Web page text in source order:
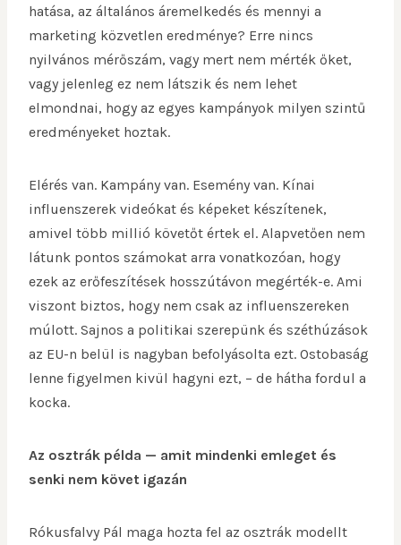
hatása, az általános áremelkedés és mennyi a
marketing közvetlen eredménye? Erre nincs
nyilvános mérőszám, vagy mert nem mérték őket,
vagy jelenleg ez nem látszik és nem lehet
elmondnai, hogy az egyes kampányok milyen szintű
eredményeket hoztak.
Elérés van. Kampány van. Esemény van. Kínai
influenszerek videókat és képeket készítenek,
amivel több millió követőt értek el. Alapvetően nem
látunk pontos számokat arra vonatkozóan, hogy
ezek az erőfeszítések hosszútávon megérték-e. Ami
viszont biztos, hogy nem csak az influenszereken
múlott. Sajnos a politikai szerepünk és széthúzások
az EU-n belül is nagyban befolyásolta ezt. Ostobaság
lenne figyelmen kivül hagyni ezt, – de hátha fordul a
kocka.
Az osztrák példa — amit mindenki emleget és
senki nem követ igazán
Rókusfalvy Pál maga hozta fel az osztrák modellt